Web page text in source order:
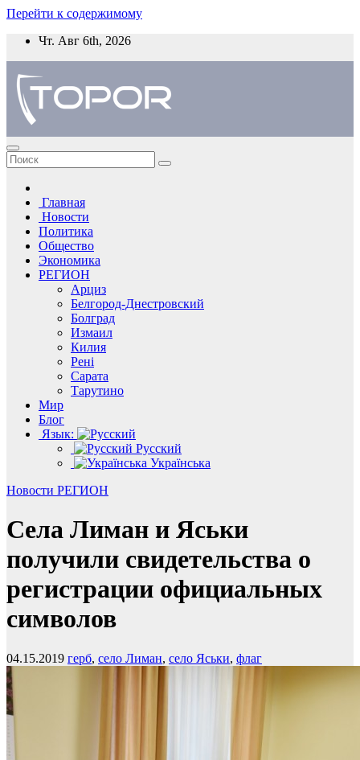
Перейти к содержимому
Чт. Авг 6th, 2026
Главная
Новости
Политика
Общество
Экономика
РЕГИОН
Арциз
Белгород-Днестровский
Болград
Измаил
Килия
Рені
Сарата
Тарутино
Мир
Блог
Язык:
Русский
Українська
Новости РЕГИОН
Села Лиман и Яськи
получили свидетельства о
регистрации официальных
символов
04.15.2019 герб, село Лиман, село Яськи, флаг